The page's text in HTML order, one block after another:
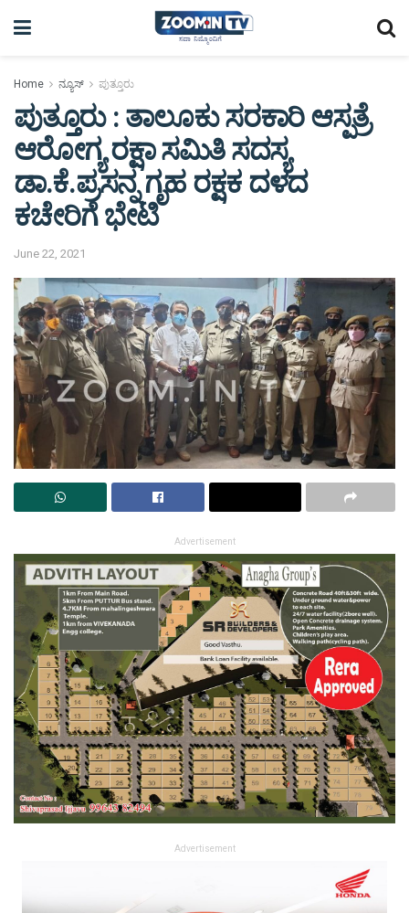
Home ನ್ಯೂಸ್ ಪುತ್ತೂರು
ಪುತ್ತೂರು : ತಾಲೂಕು ಸರಕಾರಿ ಆಸ್ಪತ್ರೆ
ಆರೋಗ್ಯ ರಕ್ಷಾ ಸಮಿತಿ ಸದಸ್ಯ
ಡಾ.ಕೆ.ಪ್ರಸನ್ನ ಗೃಹ ರಕ್ಷಕ ದಳದ
ಕಚೇರಿಗೆ ಭೇಟಿ
June 22, 2021
Advertisement
Advertisement